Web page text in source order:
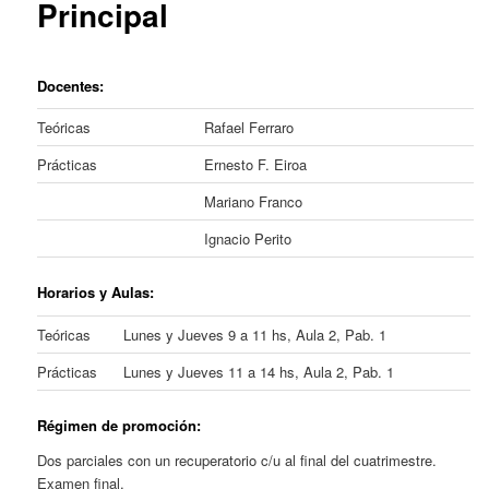
Principal
Docentes:
Teóricas
Rafael Ferraro
Prácticas
Ernesto F. Eiroa
Mariano Franco
Ignacio Perito
Horarios y Aulas:
Teóricas
Lunes y Jueves 9 a 11 hs, Aula 2, Pab. 1
Prácticas
Lunes y Jueves 11 a 14 hs, Aula 2, Pab. 1
Régimen de promoción:
Dos parciales con un recuperatorio c/u al final del cuatrimestre.
Examen final.